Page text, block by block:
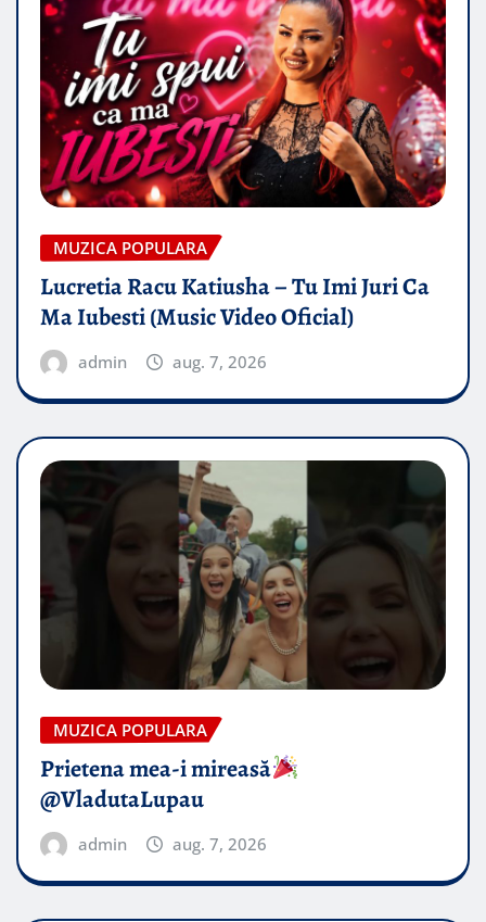
MUZICA POPULARA
Lucretia Racu Katiusha – Tu Imi Juri Ca
Ma Iubesti (Music Video Oficial)
admin aug. 7, 2026
MUZICA POPULARA
Prietena mea-i mireasă​
@VladutaLupau
admin aug. 7, 2026